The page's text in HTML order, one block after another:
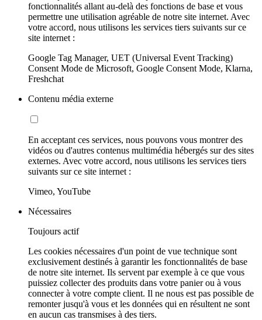
fonctionnalités allant au-delà des fonctions de base et vous
permettre une utilisation agréable de notre site internet. Avec
votre accord, nous utilisons les services tiers suivants sur ce
site internet :
Google Tag Manager, UET (Universal Event Tracking)
Consent Mode de Microsoft, Google Consent Mode, Klarna,
Freshchat
Contenu média externe
En acceptant ces services, nous pouvons vous montrer des
vidéos ou d'autres contenus multimédia hébergés sur des sites
externes. Avec votre accord, nous utilisons les services tiers
suivants sur ce site internet :
Vimeo, YouTube
Nécessaires
Toujours actif
Les cookies nécessaires d'un point de vue technique sont
exclusivement destinés à garantir les fonctionnalités de base
de notre site internet. Ils servent par exemple à ce que vous
puissiez collecter des produits dans votre panier ou à vous
connecter à votre compte client. Il ne nous est pas possible de
remonter jusqu'à vous et les données qui en résultent ne sont
en aucun cas transmises à des tiers.